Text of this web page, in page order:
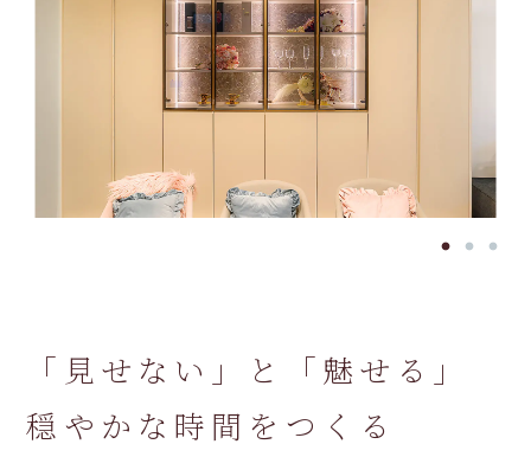
「見せない」と「魅せる」
穏やかな時間をつくる